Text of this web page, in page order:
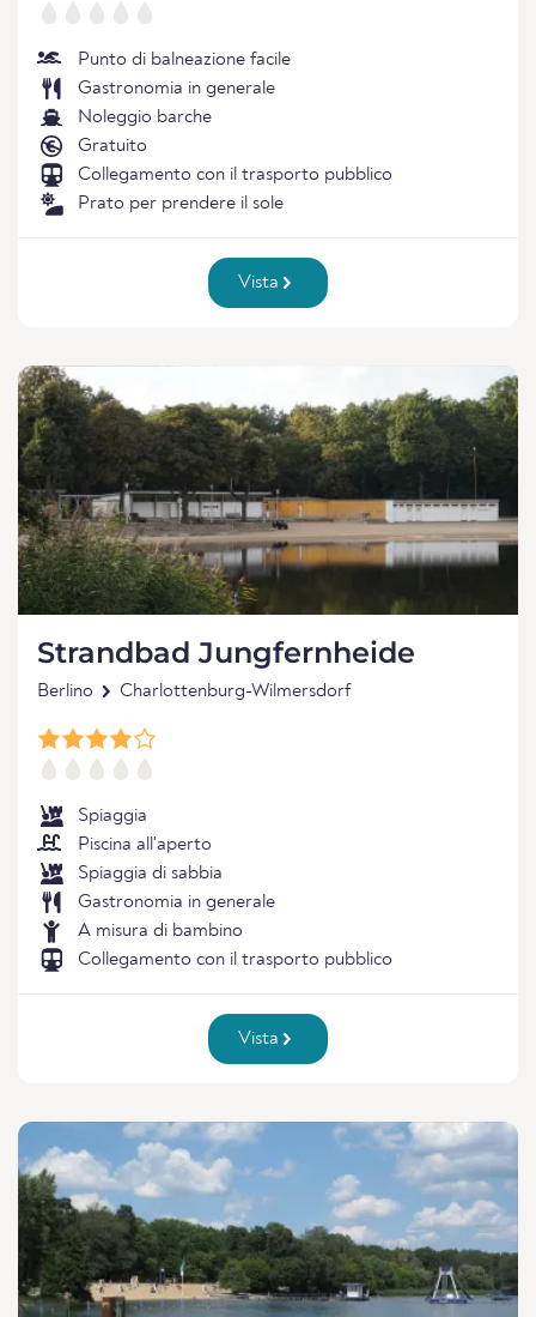
Punto di balneazione facile
Gastronomia in generale
Noleggio barche
Gratuito
Collegamento con il trasporto pubblico
Prato per prendere il sole
Vista
Strandbad Jungfernheide
Berlino Charlottenburg-Wilmersdorf
Spiaggia
Piscina all'aperto
Spiaggia di sabbia
Gastronomia in generale
A misura di bambino
Collegamento con il trasporto pubblico
Vista